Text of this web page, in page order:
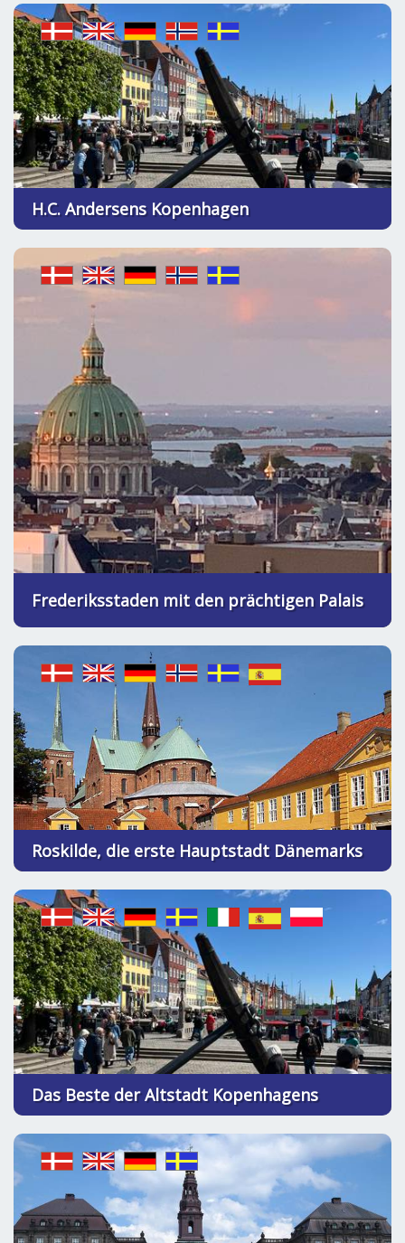
H.C. Andersens Kopenhagen
Frederiksstaden mit den prächtigen Palais
Roskilde, die erste Hauptstadt Dänemarks
Das Beste der Altstadt Kopenhagens